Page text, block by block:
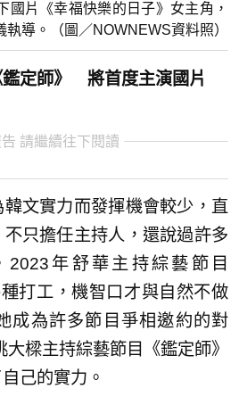
片《幸福快樂的日子》女主角，
導。（圖／NOWNEWS資料照）
鑑定師》 將首度主演國片
請繼續往下閱讀
文實力而發揮機會較少，直
只擔任主持人，還說過許多
年舒華主持綜藝節目
種打工，機智口才與自然不做
成為許多節目爭相邀約的對
樑主持綜藝節目《鑑定師》
己的實力。